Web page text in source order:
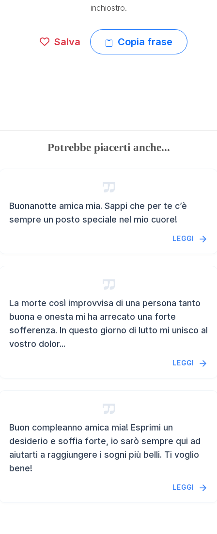
inchiostro.
Salva Copia frase
Potrebbe piacerti anche...
Buonanotte amica mia. Sappi che per te c’è
sempre un posto speciale nel mio cuore!
LEGGI
La morte così improvvisa di una persona tanto
buona e onesta mi ha arrecato una forte
sofferenza. In questo giorno di lutto mi unisco al
vostro dolor...
LEGGI
Buon compleanno amica mia! Esprimi un
desiderio e soffia forte, io sarò sempre qui ad
aiutarti a raggiungere i sogni più belli. Ti voglio
bene!
LEGGI